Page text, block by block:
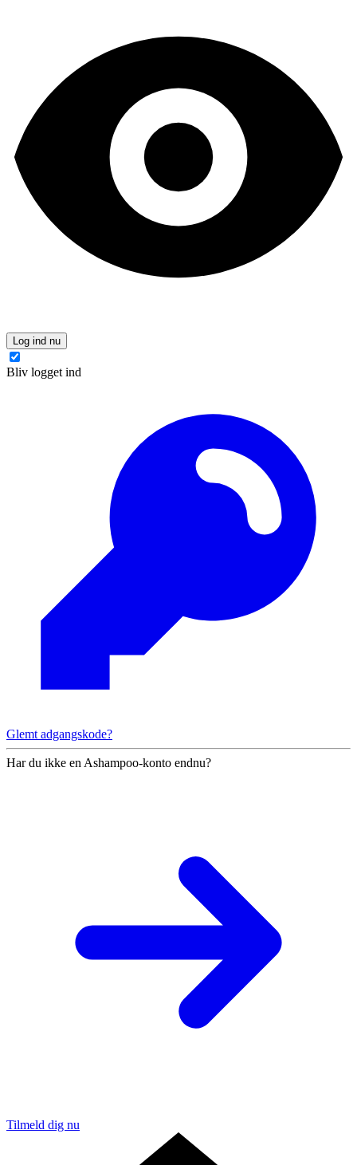
Log ind nu
Bliv logget ind
Glemt adgangskode?
Har du ikke en Ashampoo-konto endnu?
Tilmeld dig nu